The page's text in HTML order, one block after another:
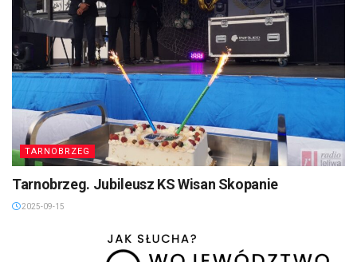
TARNOBRZEG
Tarnobrzeg. Jubileusz KS Wisan Skopanie
2025-09-15